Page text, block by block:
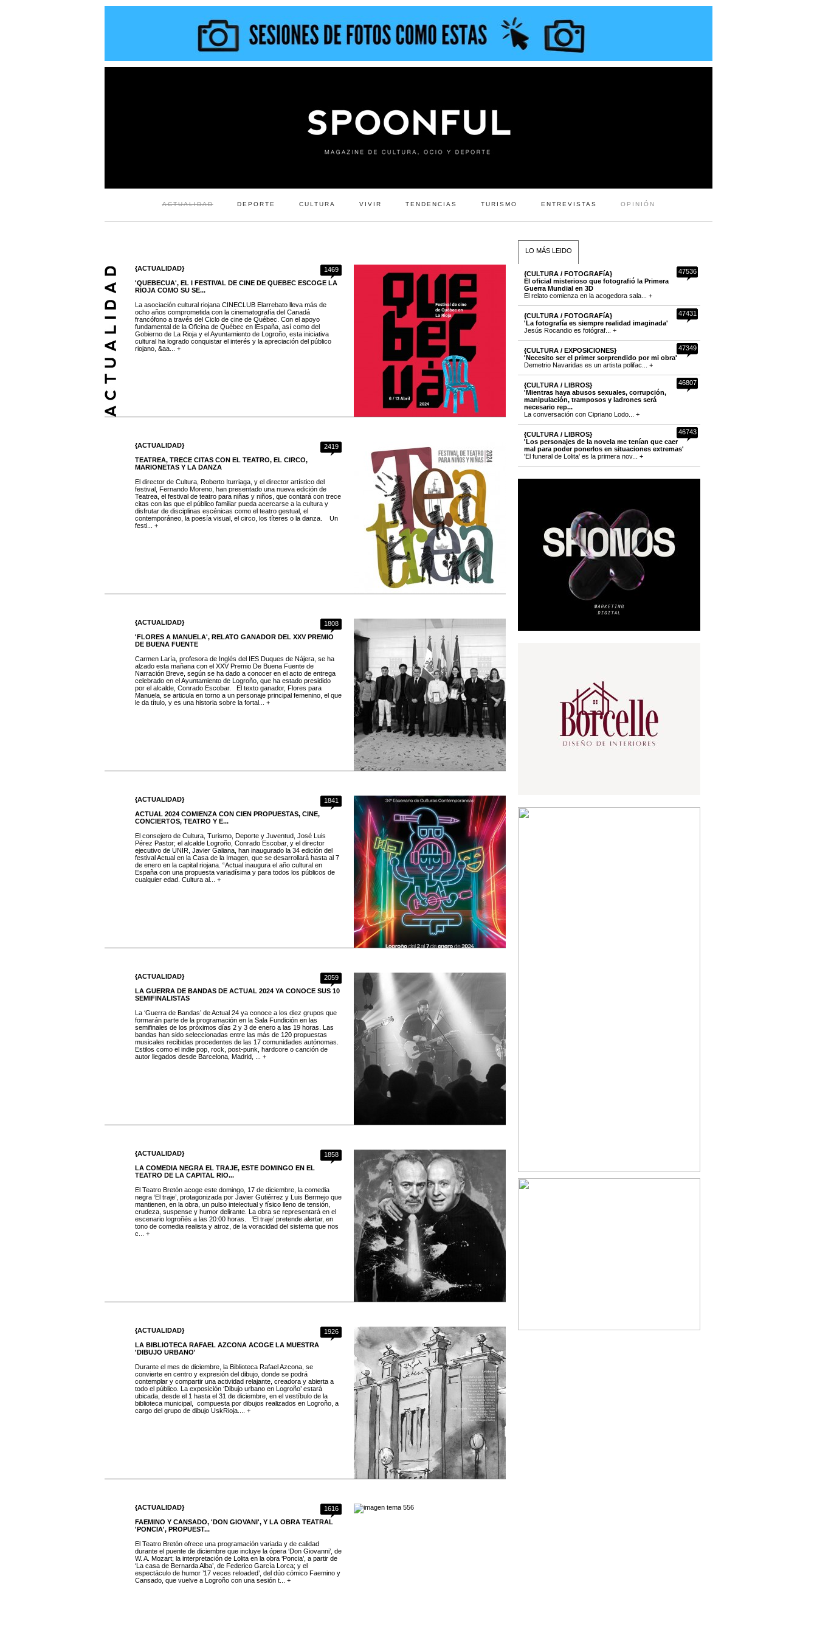
ACTUALIDAD DEPORTE CULTURA VIVIR TENDENCIAS TURISMO ENTREVISTAS OPINIÓN
1469
{ACTUALIDAD}
'QUEBECUA', EL I FESTIVAL DE CINE DE QUEBEC ESCOGE LA
RIOJA COMO SU SE...
La asociación cultural riojana CINECLUB Elarrebato lleva más de
ocho años comprometida con la cinematografía del Canadá
francófono a través del Ciclo de cine de Québec. Con el apoyo
fundamental de la Oficina de Québec en lEspaña, así como del
Gobierno de La Rioja y el Ayuntamiento de Logroño, esta iniciativa
cultural ha logrado conquistar el interés y la apreciación del público
riojano, &aa... +
2419
{ACTUALIDAD}
TEATREA, TRECE CITAS CON EL TEATRO, EL CIRCO,
MARIONETAS Y LA DANZA
El director de Cultura, Roberto Iturriaga, y el director artístico del
festival, Fernando Moreno, han presentado una nueva edición de
Teatrea, el festival de teatro para niñas y niños, que contará con trece
citas con las que el público familiar pueda acercarse a la cultura y
disfrutar de disciplinas escénicas como el teatro gestual, el
contemporáneo, la poesía visual, el circo, los títeres o la danza. Un
festi... +
1808
{ACTUALIDAD}
'FLORES A MANUELA', RELATO GANADOR DEL XXV PREMIO
DE BUENA FUENTE
Carmen Laría, profesora de Inglés del IES Duques de Nájera, se ha
alzado esta mañana con el XXV Premio De Buena Fuente de
Narración Breve, según se ha dado a conocer en el acto de entrega
celebrado en el Ayuntamiento de Logroño, que ha estado presidido
por el alcalde, Conrado Escobar. El texto ganador, Flores para
Manuela, se articula en torno a un personaje principal femenino, el que
le da título, y es una historia sobre la fortal... +
1841
{ACTUALIDAD}
ACTUAL 2024 COMIENZA CON CIEN PROPUESTAS, CINE,
CONCIERTOS, TEATRO Y E...
El consejero de Cultura, Turismo, Deporte y Juventud, José Luis
Pérez Pastor; el alcalde Logroño, Conrado Escobar, y el director
ejecutivo de UNIR, Javier Galiana, han inaugurado la 34 edición del
festival Actual en la Casa de la Imagen, que se desarrollará hasta al 7
de enero en la capital riojana. “Actual inaugura el año cultural en
España con una propuesta variadísima y para todos los públicos de
cualquier edad. Cultura al... +
2059
{ACTUALIDAD}
LA GUERRA DE BANDAS DE ACTUAL 2024 YA CONOCE SUS 10
SEMIFINALISTAS
La ‘Guerra de Bandas’ de Actual 24 ya conoce a los diez grupos que
formarán parte de la programación en la Sala Fundición en las
semifinales de los próximos días 2 y 3 de enero a las 19 horas. Las
bandas han sido seleccionadas entre las más de 120 propuestas
musicales recibidas procedentes de las 17 comunidades autónomas.
Estilos como el indie pop, rock, post-punk, hardcore o canción de
autor llegados desde Barcelona, Madrid, ... +
1858
{ACTUALIDAD}
LA COMEDIA NEGRA EL TRAJE, ESTE DOMINGO EN EL
TEATRO DE LA CAPITAL RIO...
El Teatro Bretón acoge este domingo, 17 de diciembre, la comedia
negra ‘El traje’, protagonizada por Javier Gutiérrez y Luis Bermejo que
mantienen, en la obra, un pulso intelectual y físico lleno de tensión,
crudeza, suspense y humor delirante. La obra se representará en el
escenario logroñés a las 20:00 horas. ‘El traje’ pretende alertar, en
tono de comedia realista y atroz, de la voracidad del sistema que nos
c... +
1926
{ACTUALIDAD}
LA BIBLIOTECA RAFAEL AZCONA ACOGE LA MUESTRA
'DIBUJO URBANO'
Durante el mes de diciembre, la Biblioteca Rafael Azcona, se
convierte en centro y expresión del dibujo, donde se podrá
contemplar y compartir una actividad relajante, creadora y abierta a
todo el público. La exposición ‘Dibujo urbano en Logroño’ estará
ubicada, desde el 1 hasta el 31 de diciembre, en el vestíbulo de la
biblioteca municipal, compuesta por dibujos realizados en Logroño, a
cargo del grupo de dibujo UskRioja.... +
1616
{ACTUALIDAD}
FAEMINO Y CANSADO, 'DON GIOVANI', Y LA OBRA TEATRAL
'PONCIA', PROPUEST...
El Teatro Bretón ofrece una programación variada y de calidad
durante el puente de diciembre que incluye la ópera ‘Don Giovanni’, de
W. A. Mozart; la interpretación de Lolita en la obra ‘Poncia’, a partir de
‘La casa de Bernarda Alba’, de Federico García Lorca; y el
espectáculo de humor ’17 veces reloaded’, del dúo cómico Faemino y
Cansado, que vuelve a Logroño con una sesión t... +
LO MÁS LEIDO
47536
{CULTURA / FOTOGRAFíA}
El oficial misterioso que fotografió la Primera
Guerra Mundial en 3D
El relato comienza en la acogedora sala... +
47431
{CULTURA / FOTOGRAFíA}
'La fotografía es siempre realidad imaginada'
Jesús Rocandio es fotógraf... +
47349
{CULTURA / EXPOSICIONES}
'Necesito ser el primer sorprendido por mi obra'
Demetrio Navaridas es un artista polifac... +
46807
{CULTURA / LIBROS}
'Mientras haya abusos sexuales, corrupción,
manipulación, tramposos y ladrones será
necesario rep...
La conversación con Cipriano Lodo... +
46743
{CULTURA / LIBROS}
'Los personajes de la novela me tenían que caer
mal para poder ponerlos en situaciones extremas'
'El funeral de Lolita' es la primera nov... +